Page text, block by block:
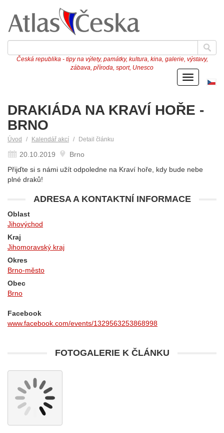
Česká republika - tipy na výlety, památky, kultura, kina, galerie, výstavy,
zábava, příroda, sport, Unesco
Menu
DRAKIÁDA NA KRAVÍ HOŘE -
BRNO
Úvod Kalendář akcí Detail článku
20.10.2019
Brno
Přijďte si s námi užít odpoledne na Kraví hoře, kdy bude nebe
plné draků!
ADRESA A KONTAKTNÍ INFORMACE
Oblast
Jihovýchod
Kraj
Jihomoravský kraj
Okres
Brno-město
Obec
Brno
Facebook
www.facebook.com/events/1329563253868998
FOTOGALERIE K ČLÁNKU